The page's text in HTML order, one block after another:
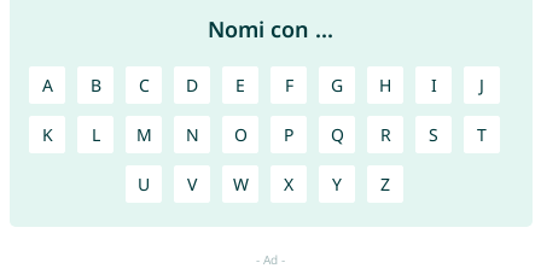
Nomi con ...
A B C D E F G H I J
K L M N O P Q R S T
U V W X Y Z